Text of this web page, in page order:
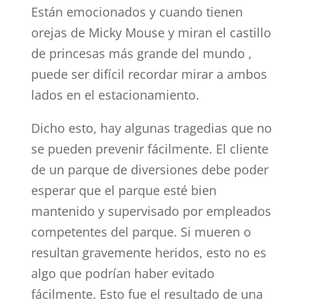
Están emocionados y cuando tienen
orejas de Micky Mouse y miran el castillo
de princesas más grande del mundo ,
puede ser difícil recordar mirar a ambos
lados en el estacionamiento.
Dicho esto, hay algunas tragedias que no
se pueden prevenir fácilmente. El cliente
de un parque de diversiones debe poder
esperar que el parque esté bien
mantenido y supervisado por empleados
competentes del parque. Si mueren o
resultan gravemente heridos, esto no es
algo que podrían haber evitado
fácilmente. Esto fue el resultado de una